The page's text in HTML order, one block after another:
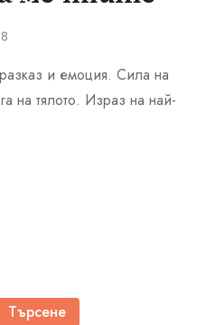
и емоция. Сила на
на тялото. Израз на най-
Търсене